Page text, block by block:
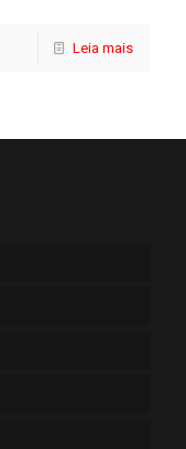
Leia mais